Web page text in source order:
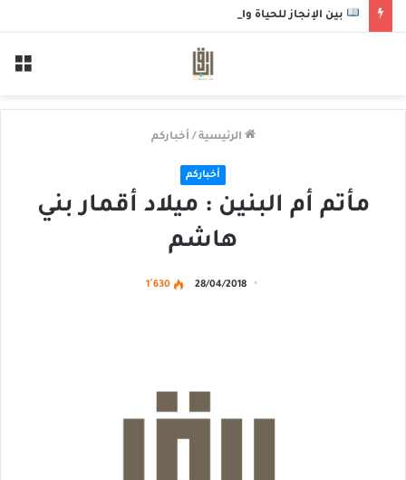
بين الإنجاز للحياة والاستعداد للموت
الرئيسية / أخباركم
أخباركم
مأتم أم البنين : ميلاد أقمار بني
هاشم
28/04/2018 1٬630